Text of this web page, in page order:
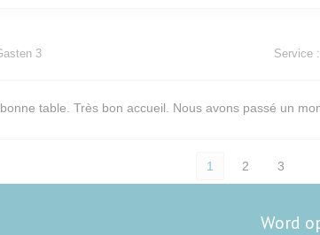
3 Service :
table. Très bon accueil. Nous avons passé un
1 2 3
Word